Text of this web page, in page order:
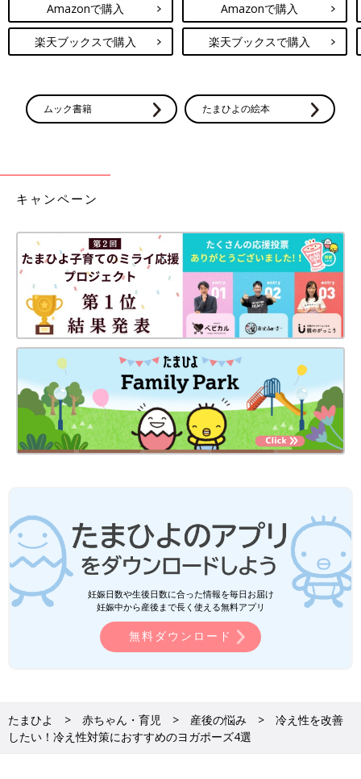
Amazonで購入
楽天ブックスで購入
Amazonで購入
楽天ブックスで購入
ムック書籍 たまひよの絵本
キャンペーン
妊娠日数や生後日数に合った情報を毎日お届け
妊娠中から産後まで長く使える無料アプリ
無料ダウンロード
たまひよ 赤ちゃん・育児 産後の悩み
冷え性を改善
したい！冷え性対策におすすめのヨガポーズ4選